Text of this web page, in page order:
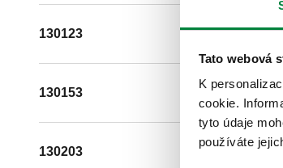
Tato webová
K
cookie.
tyto údaje
používáte
130123
130153
130203